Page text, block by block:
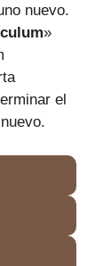
nuevo.
»
el